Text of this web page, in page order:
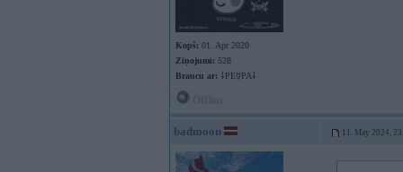
Kopš: 01. Apr 2020
Ziņojumi: 528
Braucu ar: ⸸PE☿PA⸸
badmoon 11. May 2024,